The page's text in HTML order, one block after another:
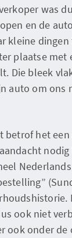
was
en de
kleine
plaatse met
Die bleek
auto om ons
betrof het
nodig
ook niet
ook onder